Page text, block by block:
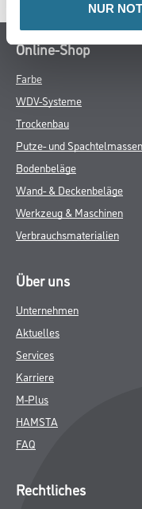
NUR
Online-Shop
Farbe
WDV-Systeme
Trockenbau
Putze- und Spachtelmassen
Bodenbeläge
Wand- & Deckenbeläge
Werkzeug & Maschinen
Verbrauchsmaterialien
Über uns
Unternehmen
Aktuelles
Services
Karriere
M-Plus
HAMSTA
FAQ
Rechtliches